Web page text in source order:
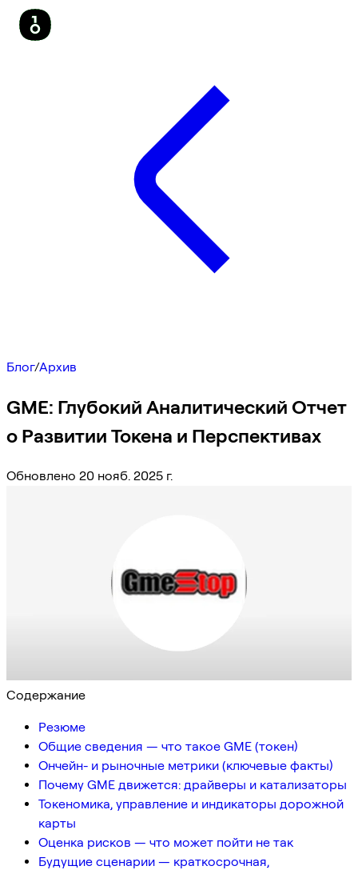
Блог/Архив
GME: Глубокий Аналитический Отчет
о Развитии Токена и Перспективах
Обновлено 20 нояб. 2025 г.
Содержание
Резюме
Общие сведения — что такое GME (токен)
Ончейн- и рыночные метрики (ключевые факты)
Почему GME движется: драйверы и катализаторы
Токеномика, управление и индикаторы дорожной
карты
Оценка рисков — что может пойти не так
Будущие сценарии — краткосрочная,